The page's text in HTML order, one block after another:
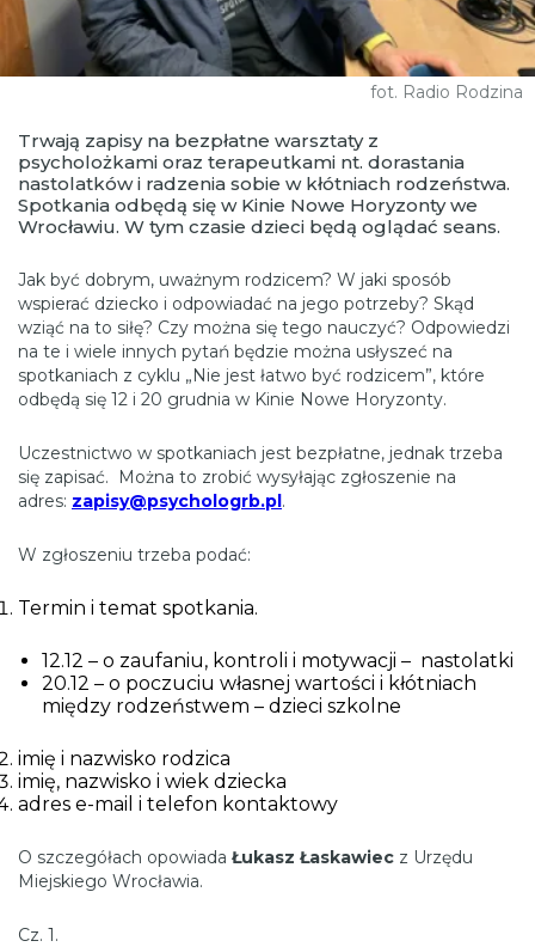
fot. Radio Rodzina
Trwają zapisy na bezpłatne warsztaty z
psycholożkami oraz terapeutkami nt. dorastania
nastolatków i radzenia sobie w kłótniach rodzeństwa.
Spotkania odbędą się w Kinie Nowe Horyzonty we
Wrocławiu. W tym czasie dzieci będą oglądać seans.
Jak być dobrym, uważnym rodzicem? W jaki sposób
wspierać dziecko i odpowiadać na jego potrzeby? Skąd
wziąć na to siłę? Czy można się tego nauczyć? Odpowiedzi
na te i wiele innych pytań będzie można usłyszeć na
spotkaniach z cyklu „Nie jest łatwo być rodzicem”, które
odbędą się 12 i 20 grudnia w Kinie Nowe Horyzonty.
Uczestnictwo w spotkaniach jest bezpłatne, jednak trzeba
się zapisać. Można to zrobić wysyłając zgłoszenie na
adres: zapisy@psychologrb.pl.
W zgłoszeniu trzeba podać:
Termin i temat spotkania.
12.12 – o zaufaniu, kontroli i motywacji – nastolatki
20.12 – o poczuciu własnej wartości i kłótniach
między rodzeństwem – dzieci szkolne
imię i nazwisko rodzica
imię, nazwisko i wiek dziecka
adres e-mail i telefon kontaktowy
O szczegółach opowiada Łukasz Łaskawiec z Urzędu
Miejskiego Wrocławia.
Cz. 1.